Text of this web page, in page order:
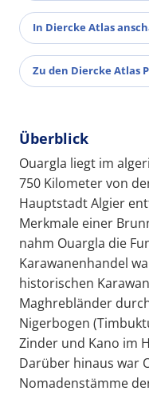
In Diercke Atlas
Zu den Diercke Atlas
Überblick
Ouargla liegt im
750 Kilometer von
Hauptstadt Algier
Merkmale einer
nahm Ouargla die
Karawanenhandel
historischen
Maghrebländer
Nigerbogen
Zinder und Kano im
Darüber hinaus war
Nomadenstämme